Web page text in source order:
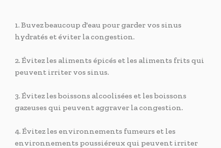
1. Buvez beaucoup d'eau pour garder vos sinus
hydratés et éviter la congestion.
2. Évitez les aliments épicés et les aliments frits qui
peuvent irriter vos sinus.
3. Évitez les boissons alcoolisées et les boissons
gazeuses qui peuvent aggraver la congestion.
4. Évitez les environnements fumeurs et les
environnements poussiéreux qui peuvent irriter